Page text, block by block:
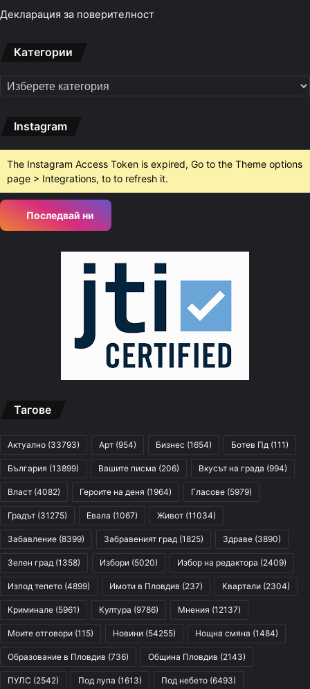
Декларация за поверителност
Категории
Категории
Instagram
The Instagram Access Token is expired, Go to the Theme options
page > Integrations, to to refresh it.
Последвай ни
Тагове
Актуално (33793) Арт (954) Бизнес (1654) Ботев Пд (111)
България (13899) Вашите писма (206) Вкусът на града (994)
Власт (4082) Героите на деня (1964) Гласове (5979)
Градът (31275) Евала (1067) Живот (11034)
Забавление (8399) Забравеният град (1825) Здраве (3890)
Зелен град (1358) Избори (5020) Избор на редактора (2409)
Изпод тепето (4899) Имоти в Пловдив (237) Квартали (2304)
Криминале (5961) Култура (9786) Мнения (12137)
Моите отговори (115) Новини (54255) Нощна смяна (1484)
Образование в Пловдив (736) Община Пловдив (2143)
ПУЛС (2542) Под лупа (1613) Под небето (6493)